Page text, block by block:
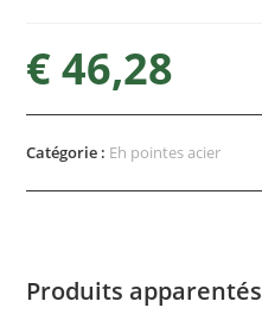
€46,28
Catégorie : Eh pointes acier
Produits apparentés